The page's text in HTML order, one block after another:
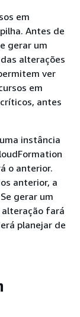
em
Antes de
gerar um
alterações
ver
em
antes
instância
o anterior.
anterior, a
gerar um
alteração fará
planejar de